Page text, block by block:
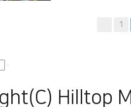
1
Hilltop